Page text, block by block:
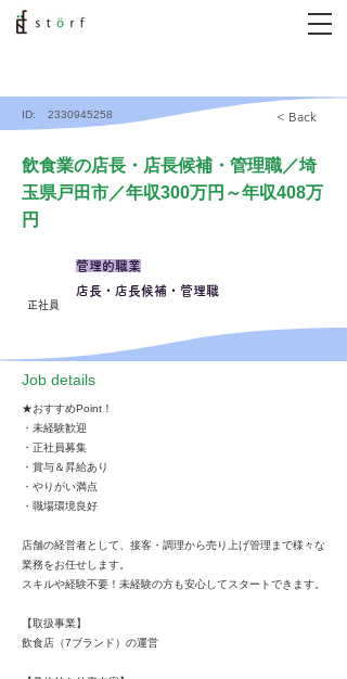
ID: 2330945258 < Back
飲食業の店長・店長候補・管理職／埼
玉県戸田市／年収300万円～年収408万
円
正社員
管理的職業
店長・店長候補・管理職
​Job details
★おすすめPoint！
・未経験歓迎
・正社員募集
・賞与＆昇給あり
・やりがい満点
・職場環境良好
店舗の経営者として、接客・調理から売り上げ管理まで様々な
業務をお任せします。
スキルや経験不要！未経験の方も安心してスタートできます。
【取扱事業】
飲食店（7ブランド）の運営